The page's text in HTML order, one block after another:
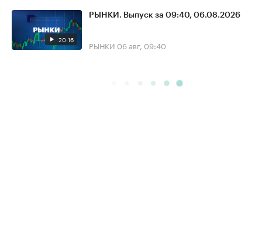
20:16
РЫНКИ. Выпуск за 09:40, 06.08.2026
РЫНКИ 06 авг, 09:40